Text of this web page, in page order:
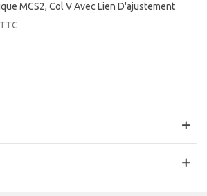
MCS2, Col V Avec Lien D'ajustement
TTC